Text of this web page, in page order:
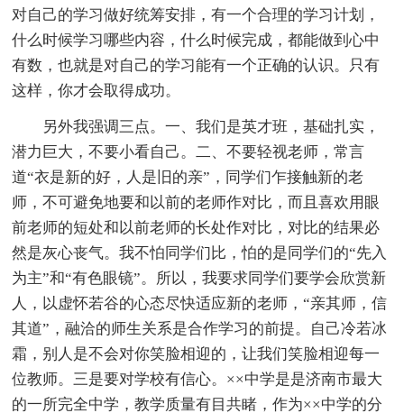
对自己的学习做好统筹安排，有一个合理的学习计划，
什么时候学习哪些内容，什么时候完成，都能做到心中
有数，也就是对自己的学习能有一个正确的认识。只有
这样，你才会取得成功。
另外我强调三点。一、我们是英才班，基础扎实，
潜力巨大，不要小看自己。二、不要轻视老师，常言
道“衣是新的好，人是旧的亲”，同学们乍接触新的老
师，不可避免地要和以前的老师作对比，而且喜欢用眼
前老师的短处和以前老师的长处作对比，对比的结果必
然是灰心丧气。我不怕同学们比，怕的是同学们的“先入
为主”和“有色眼镜”。所以，我要求同学们要学会欣赏新
人，以虚怀若谷的心态尽快适应新的老师，“亲其师，信
其道”，融洽的师生关系是合作学习的前提。自己冷若冰
霜，别人是不会对你笑脸相迎的，让我们笑脸相迎每一
位教师。三是要对学校有信心。××中学是是济南市最大
的一所完全中学，教学质量有目共睹，作为××中学的分